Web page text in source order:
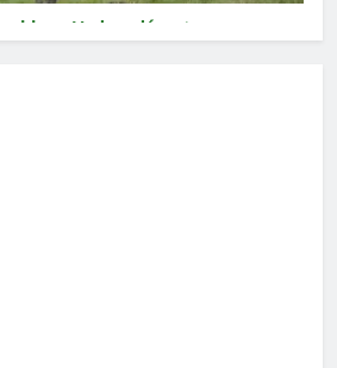
Vad, vadászat